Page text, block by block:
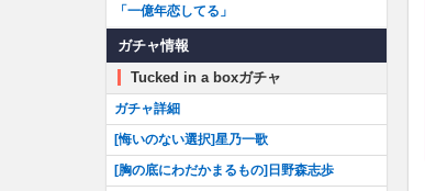
「一億年恋してる」
ガチャ情報
Tucked in a boxガチャ
ガチャ詳細
[悔いのない選択]星乃一歌
[胸の底にわだかまるもの]日野森志歩